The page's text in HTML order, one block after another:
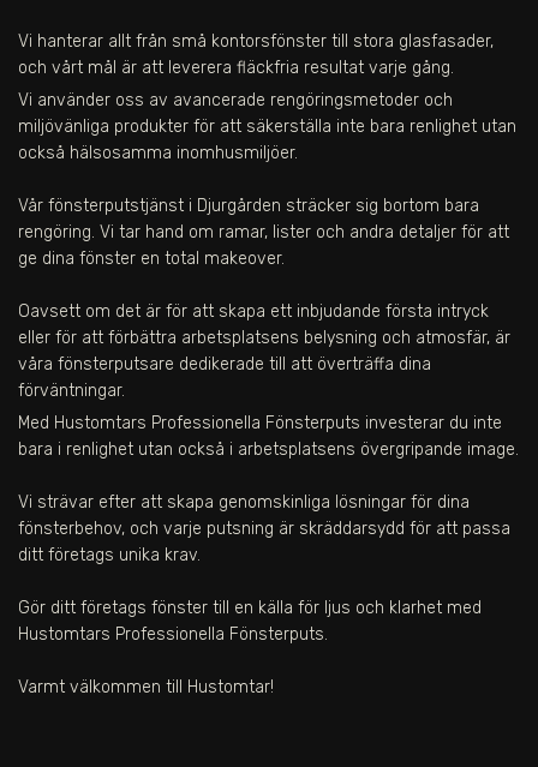
Vi hanterar allt från små kontorsfönster till stora glasfasader,
och vårt mål är att leverera fläckfria resultat varje gång.
Vi använder oss av avancerade rengöringsmetoder och
miljövänliga produkter för att säkerställa inte bara renlighet utan
också hälsosamma inomhusmiljöer.
Vår fönsterputstjänst i Djurgården sträcker sig bortom bara
rengöring. Vi tar hand om ramar, lister och andra detaljer för att
ge dina fönster en total makeover.
Oavsett om det är för att skapa ett inbjudande första intryck
eller för att förbättra arbetsplatsens belysning och atmosfär, är
våra fönsterputsare dedikerade till att överträffa dina
förväntningar.
Med Hustomtars Professionella Fönsterputs investerar du inte
bara i renlighet utan också i arbetsplatsens övergripande image.
Vi strävar efter att skapa genomskinliga lösningar för dina
fönsterbehov, och varje putsning är skräddarsydd för att passa
ditt företags unika krav.
Gör ditt företags fönster till en källa för ljus och klarhet med
Hustomtars Professionella Fönsterputs.
Varmt välkommen till Hustomtar!